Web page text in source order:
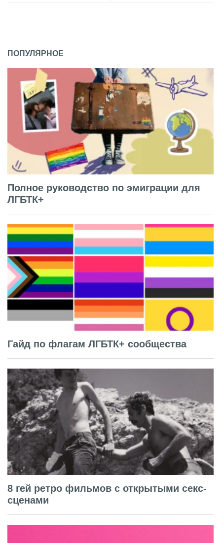
ПОПУЛЯРНОЕ
Полное руководство по эмиграции для
ЛГБТК+
Гайд по флагам ЛГБТК+ сообщества
8 гей ретро фильмов с открытыми секс-
сценами